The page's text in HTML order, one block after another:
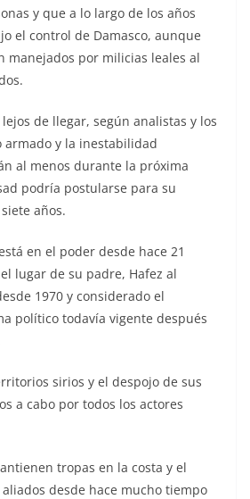
y que a lo largo de los años
el control de Damasco, aunque
manejados por milicias leales al
de llegar, según analistas y los
armado y la inestabilidad
al menos durante la próxima
podría postularse para su
años.
en el poder desde hace 21
lugar de su padre, Hafez al
1970 y considerado el
político todavía vigente después
sirios y el despojo de sus
a cabo por todos los actores
tropas en la costa y el
desde hace mucho tiempo